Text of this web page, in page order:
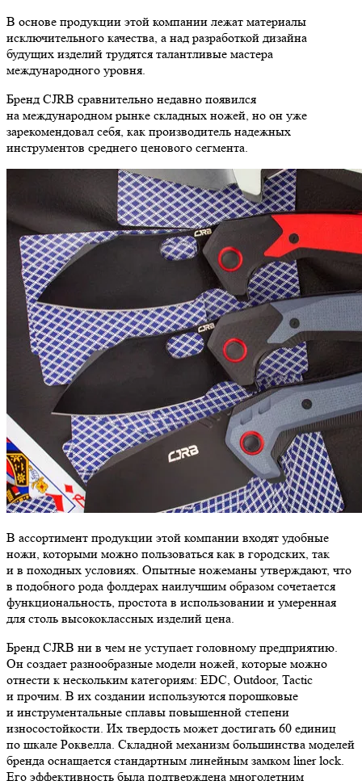
В основе продукции этой компании лежат материалы
исключительного качества, а над разработкой дизайна
будущих изделий трудятся талантливые мастера
международного уровня.
Бренд CJRB сравнительно недавно появился
на международном рынке складных ножей, но он уже
зарекомендовал себя, как производитель надежных
инструментов среднего ценового сегмента.
В ассортимент продукции этой компании входят удобные
ножи, которыми можно пользоваться как в городских, так
и в походных условиях. Опытные ножеманы утверждают, что
в подобного рода фолдерах наилучшим образом сочетается
функциональность, простота в использовании и умеренная
для столь высококлассных изделий цена.
Бренд CJRB ни в чем не уступает головному предприятию.
Он создает разнообразные модели ножей, которые можно
отнести к нескольким категориям: EDC, Outdoor, Tactic
и прочим. В их создании используются порошковые
и инструментальные сплавы повышенной степени
износостойкости. Их твердость может достигать 60 единиц
по шкале Роквелла. Складной механизм большинства моделей
бренда оснащается стандартным линейным замком liner lock.
Его эффективность была подтверждена многолетним